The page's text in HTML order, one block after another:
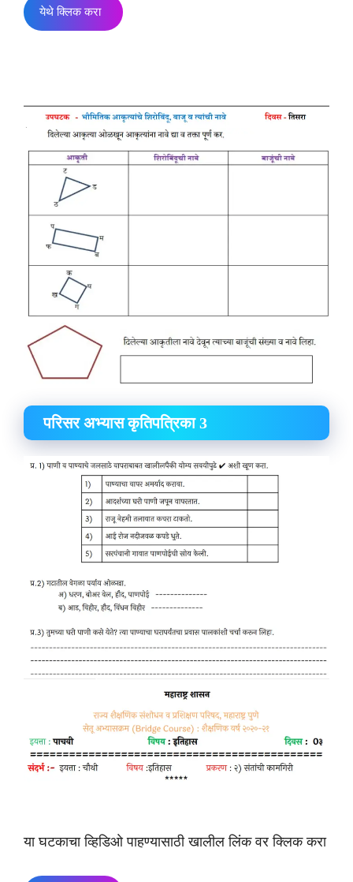
येथे क्लिक करा
परिसर अभ्यास कृतिपत्रिका 3
या घटकाचा व्हिडिओ पाहण्यासाठी खालील लिंक वर क्लिक करा